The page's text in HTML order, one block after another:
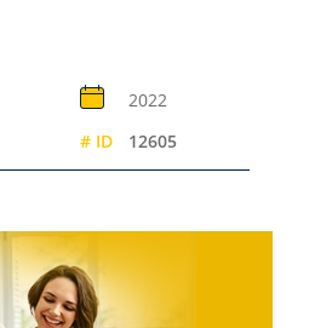
2022
# ID 12605